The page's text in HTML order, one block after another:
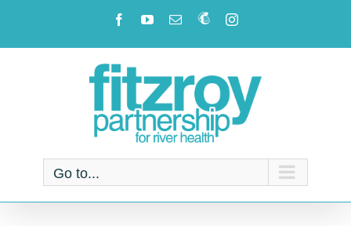
FacebookYouTube
EmailNewsletter!Instagram
Go to...